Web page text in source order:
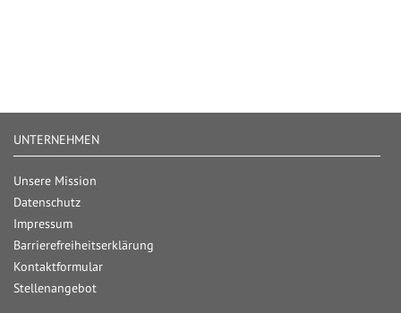
UNTERNEHMEN
Unsere Mission
Datenschutz
Impressum
Barrierefreiheitserklärung
Kontaktformular
Stellenangebot